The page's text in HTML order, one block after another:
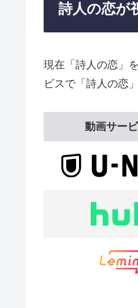
詩人の恋が
現在「詩人の恋」
ビスで「詩人の恋
動画サー